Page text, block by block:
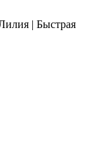
| Быстрая